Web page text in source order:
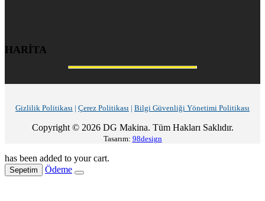
HARİTA
Gizlilik Politikası | Çerez Politikası | Bilgi Güvenliği Yönetimi Politikası
Copyright © 2026 DG Makina. Tüm Hakları Saklıdır.
Tasarım: 98design
has been added to your cart.
Sepetim Ödeme